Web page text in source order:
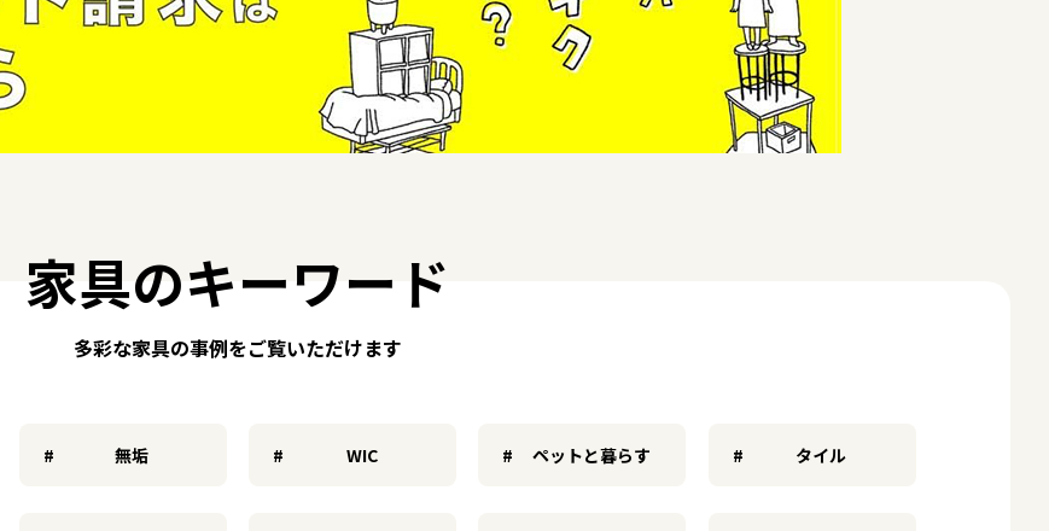
家具のキーワード
多彩な家具の事例をご覧いただけます
無垢 WIC ペットと暮らす タイル